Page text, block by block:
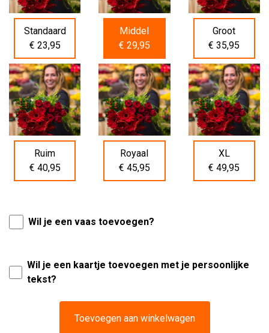
Standaard
€ 23,95
Middel
€ 29,95
Groot
€ 35,95
Ruim
€ 40,95
Royaal
€ 45,95
XL
€ 49,95
Wil je een vaas toevoegen?
Wil je een kaartje toevoegen met je persoonlijke
tekst?
Toevoegen aan winkelwagen